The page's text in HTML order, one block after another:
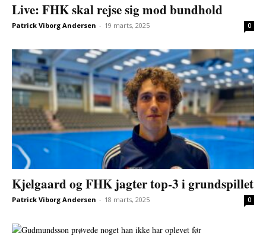
Live: FHK skal rejse sig mod bundhold
Patrick Viborg Andersen - 19 marts, 2025 0
Kjelgaard og FHK jagter top-3 i grundspillet
Patrick Viborg Andersen - 18 marts, 2025 0